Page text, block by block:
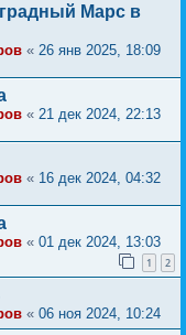
Марс в
« 26 янв 2025, 18:09
« 21 дек 2024, 22:13
« 16 дек 2024, 04:32
« 01 дек 2024, 13:03
1 2
« 06 ноя 2024, 10:24